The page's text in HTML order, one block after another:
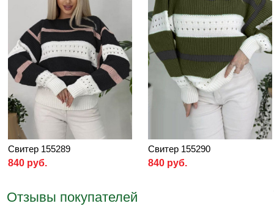
Свитер 155289
840 руб.
Свитер 155290
840 руб.
Отзывы покупателей